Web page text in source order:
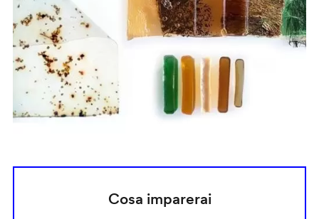
Cosa imparerai